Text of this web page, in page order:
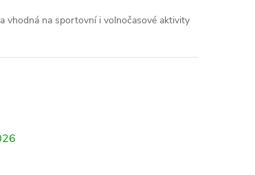
vhodná na sportovní i volnočasové aktivity